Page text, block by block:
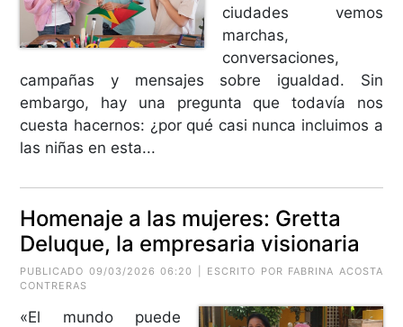
ciudades vemos
marchas,
conversaciones,
campañas y mensajes sobre igualdad. Sin
embargo, hay una pregunta que todavía nos
cuesta hacernos: ¿por qué casi nunca incluimos a
las niñas en esta...
Homenaje a las mujeres: Gretta
Deluque, la empresaria visionaria
PUBLICADO 09/03/2026 06:20 | ESCRITO POR FABRINA ACOSTA
CONTRERAS
«El mundo puede